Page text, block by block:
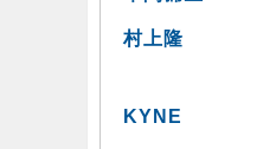
村上隆
KYNE